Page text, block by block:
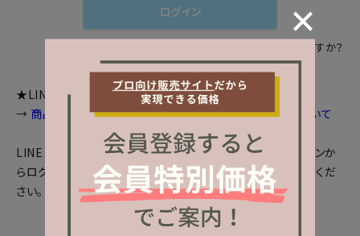
ログイン
パスワードをお忘れですか？
★LINEログインをご利用のお客様へお知らせ
→ 商品画面等で個数選択等が出来ない場合の対処法について
LINEとの会員連携がお済みの方は、「LINEでログイン」ボタンか
らログインしてください。まだの方は、 LINEと会員連携
をしてくだ
さい。